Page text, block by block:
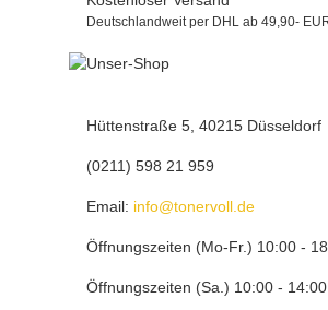
Deutschlandweit per DHL ab 49,90-
Hüttenstraße 5, 40215 Düsseldorf
(0211) 598 21 959
Email: info@tonervoll.de
Öffnungszeiten (Mo-Fr.) 10:00 -
Öffnungszeiten (Sa.) 10:00 - 14:00